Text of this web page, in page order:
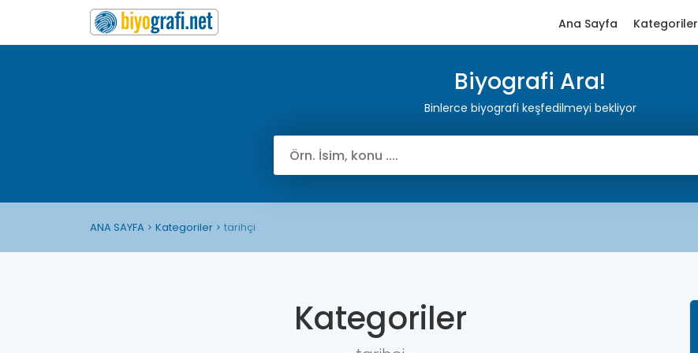
Ana Sayfa Kategoriler
Biyografi Ara!
Binlerce biyografi keşfedilmeyi bekliyor
ANA SAYFA Kategoriler tarihçi
Kategoriler